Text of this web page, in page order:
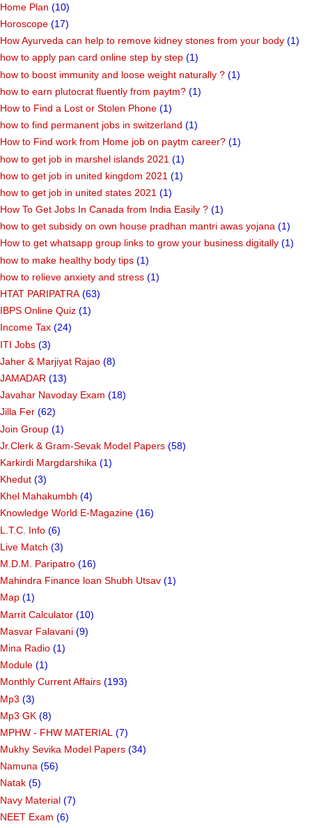
Home Plan (10)
Horoscope (17)
How Ayurveda can help to remove kidney stones from your body (1)
how to apply pan card online step by step (1)
how to boost immunity and loose weight naturally ? (1)
how to earn plutocrat fluently from paytm? (1)
How to Find a Lost or Stolen Phone (1)
how to find permanent jobs in switzerland (1)
How to Find work from Home job on paytm career? (1)
how to get job in marshel islands 2021 (1)
how to get job in united kingdom 2021 (1)
how to get job in united states 2021 (1)
How To Get Jobs In Canada from India Easily ? (1)
how to get subsidy on own house pradhan mantri awas yojana (1)
How to get whatsapp group links to grow your business digitally (1)
how to make healthy body tips (1)
how to relieve anxiety and stress (1)
HTAT PARIPATRA (63)
IBPS Online Quiz (1)
Income Tax (24)
ITI Jobs (3)
Jaher & Marjiyat Rajao (8)
JAMADAR (13)
Javahar Navoday Exam (18)
Jilla Fer (62)
Join Group (1)
Jr.Clerk & Gram-Sevak Model Papers (58)
Karkirdi Margdarshika (1)
Khedut (3)
Khel Mahakumbh (4)
Knowledge World E-Magazine (16)
L.T.C. Info (6)
Live Match (3)
M.D.M. Paripatro (16)
Mahindra Finance loan Shubh Utsav (1)
Map (1)
Marrit Calculator (10)
Masvar Falavani (9)
Mina Radio (1)
Module (1)
Monthly Current Affairs (193)
Mp3 (3)
Mp3 GK (8)
MPHW - FHW MATERIAL (7)
Mukhy Sevika Model Papers (34)
Namuna (56)
Natak (5)
Navy Material (7)
NEET Exam (6)